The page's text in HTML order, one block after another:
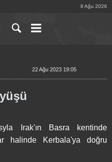
8 Ağu 2026
22 Ağu 2023 19:05
Irak'ın Basra kentinde
halinde Kerbala'ya doğru